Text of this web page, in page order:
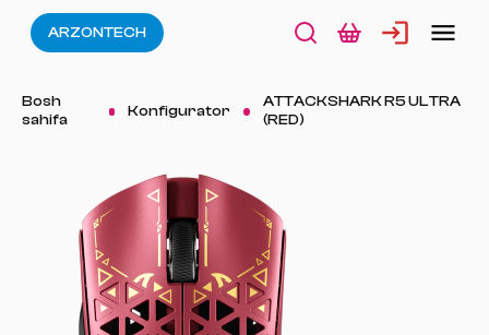
ARZONTECH
Bosh
sahifa
Konfigurator
ATTACKSHARK R5 ULTRA
(RED)